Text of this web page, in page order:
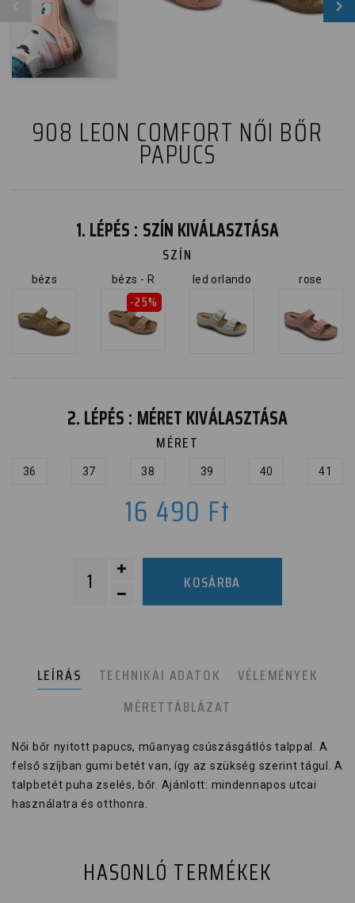
908 LEON COMFORT NŐI BŐR
PAPUCS
1. LÉPÉS : SZÍN KIVÁLASZTÁSA
SZÍN
bézs bézs - R
-25%
led orlando rose
2. LÉPÉS : MÉRET KIVÁLASZTÁSA
MÉRET
36 37 38 39 40 41
16 490 Ft
KOSÁRBA
LEÍRÁS TECHNIKAI ADATOK
VÉLEMÉNYEK
MÉRETTÁBLÁZAT
Női bőr nyitott papucs, műanyag csúszásgátlós talppal. A
felső szíjban gumi betét van, így az szükség szerint tágul. A
talpbetét puha zselés, bőr. Ajánlott: mindennapos utcai
használatra és otthonra.
HASONLÓ TERMÉKEK